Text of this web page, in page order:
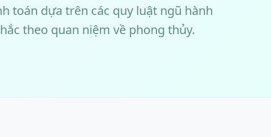
toán dựa trên các quy luật ngũ hành
theo quan niệm về phong thủy.